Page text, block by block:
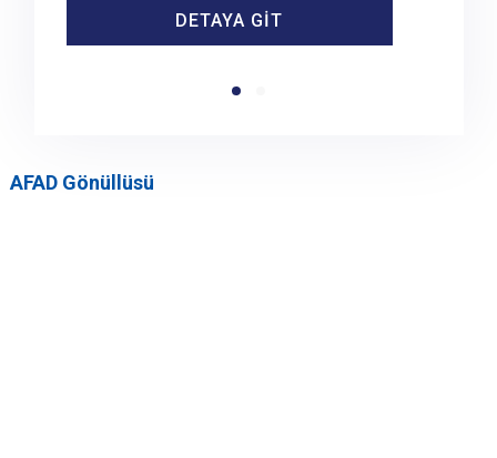
DETAYA GİT
DETAYA GİT
AFAD Gönüllüsü